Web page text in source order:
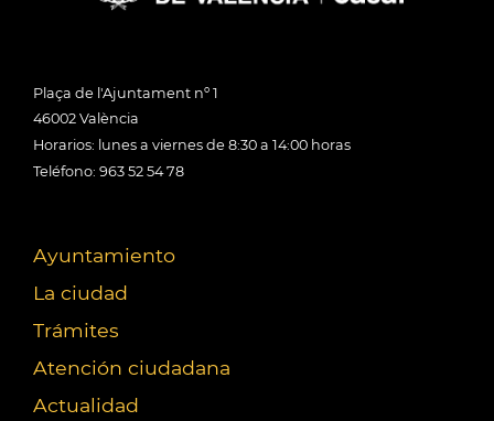
Plaça de l'Ajuntament nº 1
46002 València
Horarios: lunes a viernes de 8:30 a 14:00 horas
Teléfono: 963 52 54 78
Ayuntamiento
La ciudad
Trámites
Atención ciudadana
Actualidad